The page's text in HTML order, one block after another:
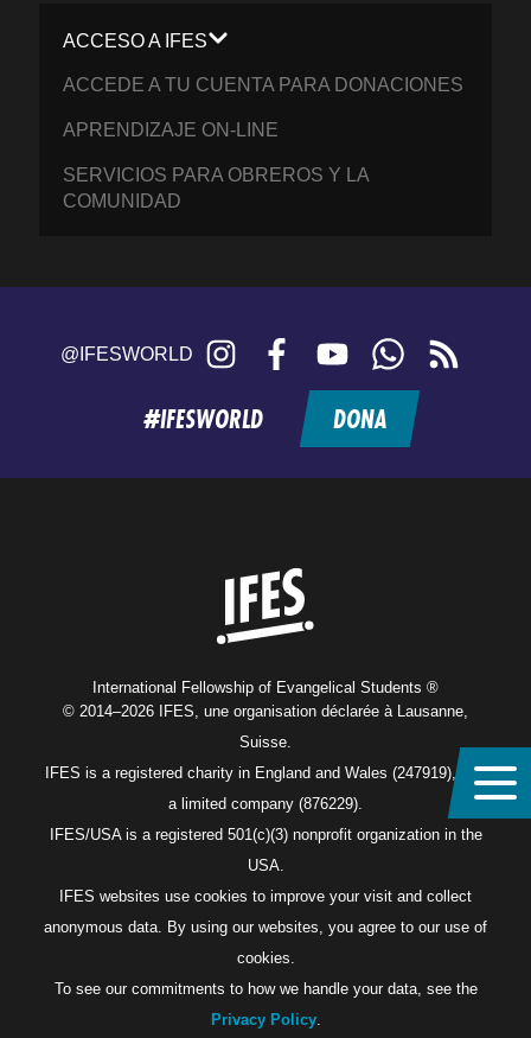
ACCESO A IFES
ACCEDE A TU CUENTA PARA DONACIONES
APRENDIZAJE ON-LINE
SERVICIOS PARA OBREROS Y LA
COMUNIDAD
@IFESWORLD Instagram FacebookYouTubeWhatsApp
feed
#IFESWORLD DONA
International Fellowship of Evangelical Students ®
© 2014–2026 IFES, une organisation déclarée à Lausanne,
Suisse.
IFES is a registered charity in England and Wales (247919), and
a limited company (876229).
IFES/USA is a registered 501(c)(3) nonprofit organization in the
USA.
IFES websites use cookies to improve your visit and collect
anonymous data. By using our websites, you agree to our use of
cookies.
To see our commitments to how we handle your data, see the
Privacy Policy.